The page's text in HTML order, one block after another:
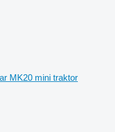
MK20 mini traktor